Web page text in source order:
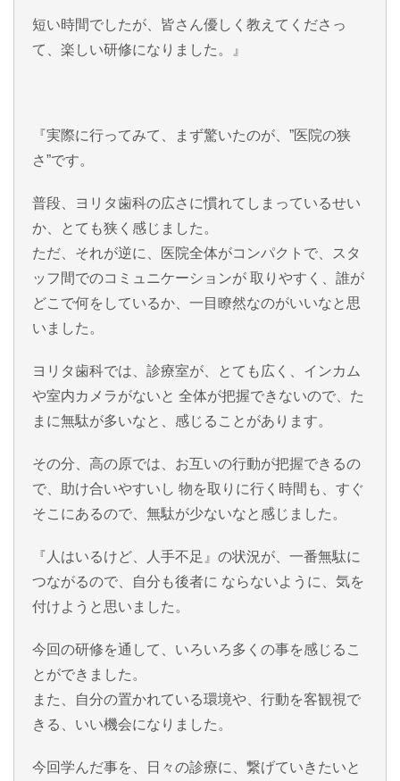
短い時間でしたが、皆さん優しく教えてくださっ
て、楽しい研修になりました。』
『実際に行ってみて、まず驚いたのが、”医院の狭
さ”です。
普段、ヨリタ歯科の広さに慣れてしまっているせい
か、とても狭く感じました。
ただ、それが逆に、医院全体がコンパクトで、スタ
ッフ間でのコミュニケーションが 取りやすく、誰が
どこで何をしているか、一目瞭然なのがいいなと思
いました。
ヨリタ歯科では、診療室が、とても広く、インカム
や室内カメラがないと 全体が把握できないので、た
まに無駄が多いなと、感じることがあります。
その分、高の原では、お互いの行動が把握できるの
で、助け合いやすいし 物を取りに行く時間も、すぐ
そこにあるので、無駄が少ないなと感じました。
『人はいるけど、人手不足』の状況が、一番無駄に
つながるので、自分も後者に ならないように、気を
付けようと思いました。
今回の研修を通して、いろいろ多くの事を感じるこ
とができました。
また、自分の置かれている環境や、行動を客観視で
きる、いい機会になりました。
今回学んだ事を、日々の診療に、繋げていきたいと